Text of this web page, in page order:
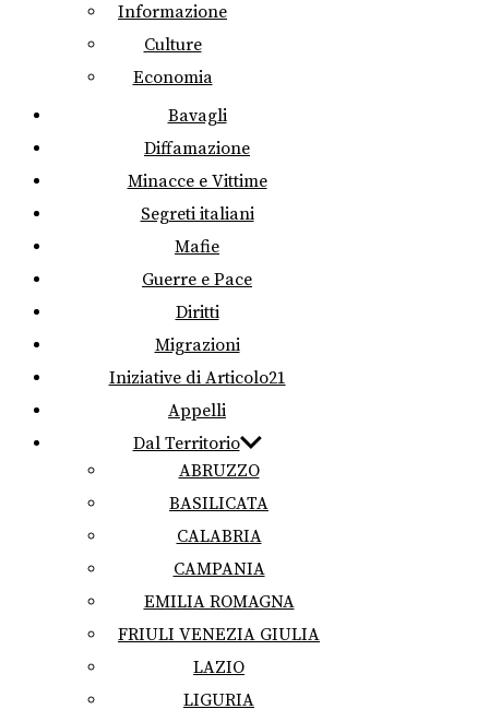
Informazione
Culture
Economia
Bavagli
Diffamazione
Minacce e Vittime
Segreti italiani
Mafie
Guerre e Pace
Diritti
Migrazioni
Iniziative di Articolo21
Appelli
Dal Territorio
ABRUZZO
BASILICATA
CALABRIA
CAMPANIA
EMILIA ROMAGNA
FRIULI VENEZIA GIULIA
LAZIO
LIGURIA